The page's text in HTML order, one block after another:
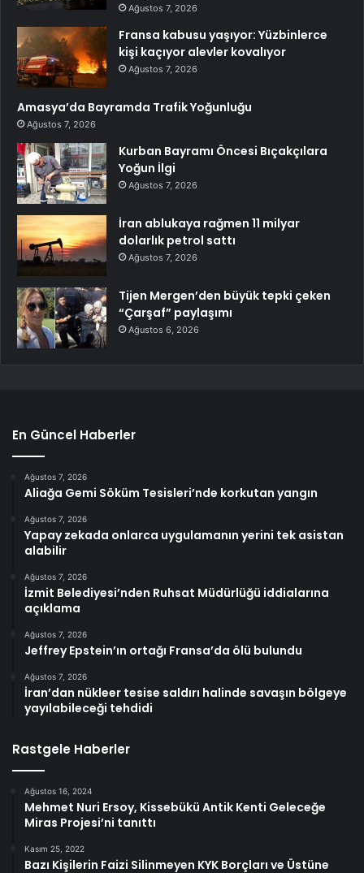
Ağustos 7, 2026
Fransa kabusu yaşıyor: Yüzbinlerce
kişi kaçıyor alevler kovalıyor
Ağustos 7, 2026
Amasya’da Bayramda Trafik Yoğunluğu
Ağustos 7, 2026
Kurban Bayramı Öncesi Bıçakçılara
Yoğun İlgi
Ağustos 7, 2026
İran ablukaya rağmen 11 milyar
dolarlık petrol sattı
Ağustos 7, 2026
Tijen Mergen’den büyük tepki çeken
“Çarşaf” paylaşımı
Ağustos 6, 2026
En Güncel Haberler
Ağustos 7, 2026
Aliağa Gemi Söküm Tesisleri’nde korkutan yangın
Ağustos 7, 2026
Yapay zekada onlarca uygulamanın yerini tek asistan
alabilir
Ağustos 7, 2026
İzmit Belediyesi’nden Ruhsat Müdürlüğü iddialarına
açıklama
Ağustos 7, 2026
Jeffrey Epstein’ın ortağı Fransa’da ölü bulundu
Ağustos 7, 2026
İran’dan nükleer tesise saldırı halinde savaşın bölgeye
yayılabileceği tehdidi
Rastgele Haberler
Ağustos 16, 2024
Mehmet Nuri Ersoy, Kissebükü Antik Kenti Geleceğe
Miras Projesi’ni tanıttı
Kasım 25, 2022
Bazı Kişilerin Faizi Silinmeyen KYK Borçları ve Üstüne